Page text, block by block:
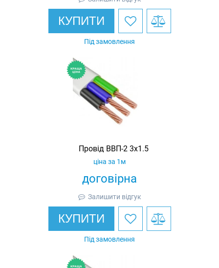
КУПИТИ
Під замовлення
Провід ВВП-2 3х1.5
договірна
ціна за 1м
Залишити відгук
КУПИТИ
Під замовлення